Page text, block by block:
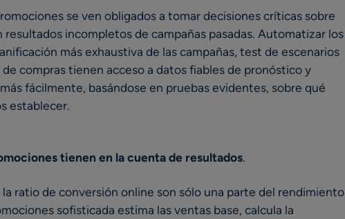
se ven obligados a tomar decisiones críticas sobre
incompletos de campañas pasadas. Automatizar los
más exhaustiva de las campañas, test de escenarios
compras tienen acceso a datos fiables de pronóstico y
fácilmente, basándose en pruebas evidentes, sobre qué
establecer.
tienen en la cuenta de resultados.
ratio de conversión online son sólo una parte del rendimiento
sofisticada estima las ventas base, calcula la